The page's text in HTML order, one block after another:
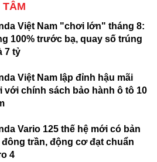
TÂM
Việt Nam "chơi lớn" tháng 8:
100% trước bạ, quay số trúng
7 tỷ
Việt Nam lập đỉnh hậu mãi
với chính sách bảo hành ô tô 10
Vario 125 thế hệ mới có bản
trần, động cơ đạt chuẩn
4